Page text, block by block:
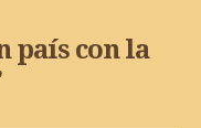
país con la